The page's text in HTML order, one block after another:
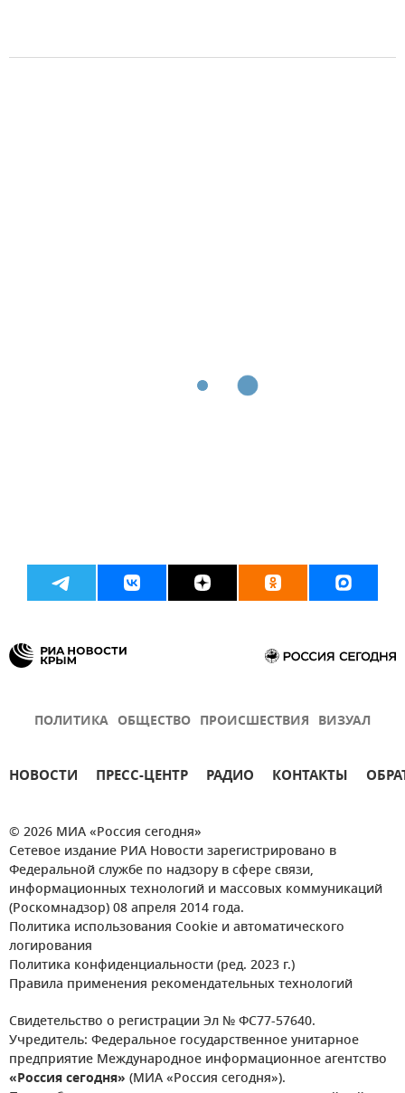
ПОЛИТИКА ОБЩЕСТВО ПРОИСШЕСТВИЯ ВИЗУАЛ
НОВОСТИ ПРЕСС-ЦЕНТР РАДИО КОНТАКТЫ
© 2026 МИА «Россия сегодня»
Сетевое издание РИА Новости зарегистрировано в
Федеральной службе по надзору в сфере связи,
информационных технологий и массовых коммуникаций
(Роскомнадзор) 08 апреля 2014 года.
Политика использования Cookie и автоматического
логирования
Политика конфиденциальности (ред. 2023 г.)
Правила применения рекомендательных технологий
Свидетельство о регистрации Эл № ФС77-57640.
Учредитель: Федеральное государственное унитарное
предприятие Международное информационное агентство
«Россия сегодня» (МИА «Россия сегодня»).